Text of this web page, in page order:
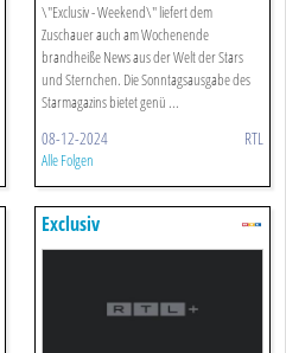
\"Exclusiv - Weekend\" liefert dem
Zuschauer auch am Wochenende
brandheiße News aus der Welt der Stars
und Sternchen. Die Sonntagsausgabe des
Starmagazins bietet genü ...
08-12-2024 RTL
Alle Folgen
Exclusiv